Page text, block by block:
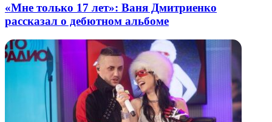
«Мне только 17 лет»: Ваня Дмитриенко
рассказал о дебютном альбоме